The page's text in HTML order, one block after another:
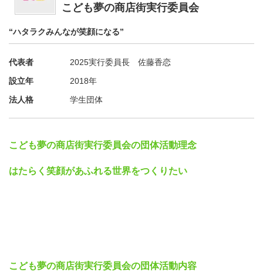
こども夢の商店街実行委員会
“ハタラクみんなが笑顔になる”
代表者
2025実行委員長 佐藤香恋
設立年
2018年
法人格
学生団体
こども夢の商店街実行委員会の団体活動理念
はたらく笑顔があふれる世界をつくりたい
こども夢の商店街実行委員会の団体活動内容